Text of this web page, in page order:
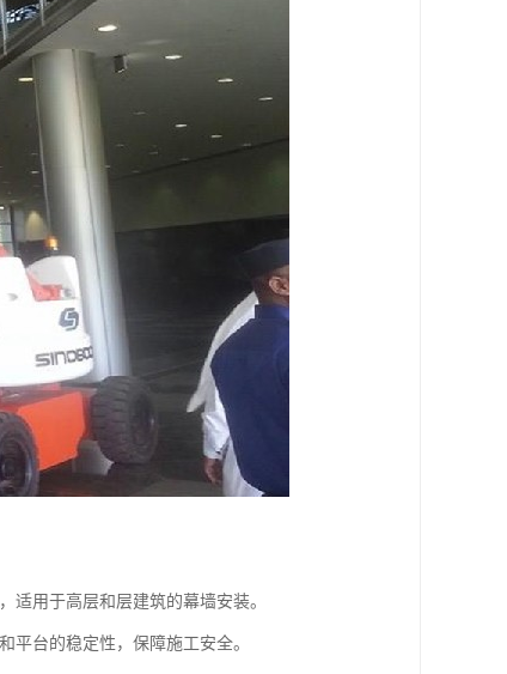
适用于高层和层建筑的幕墙安装。
平台的稳定性，保障施工安全。